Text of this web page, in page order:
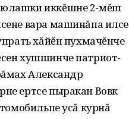
юлашки иккĕшне 2-мĕш
вара машинăпа илсе
хăйĕн пухмачĕнче
хушшинче патриот-
Александр
ертсе пыракан Вовк
усă курнă